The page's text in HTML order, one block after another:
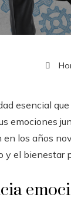
esencial
emociones
los años
y el bienestar